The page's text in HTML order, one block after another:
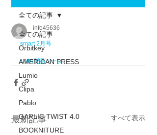
全ての記事
Orbitkey
AMERICAN PRESS
Lumio
Clipa
Pablo
GARLIC TWIST 4.0
BOOKNITURE
全ての記事
info45636
smart 2月号
UMA製品ページ
最新記事 すべて表示